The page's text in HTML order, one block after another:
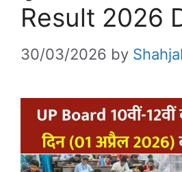
Result 2026
30/03/2026 by